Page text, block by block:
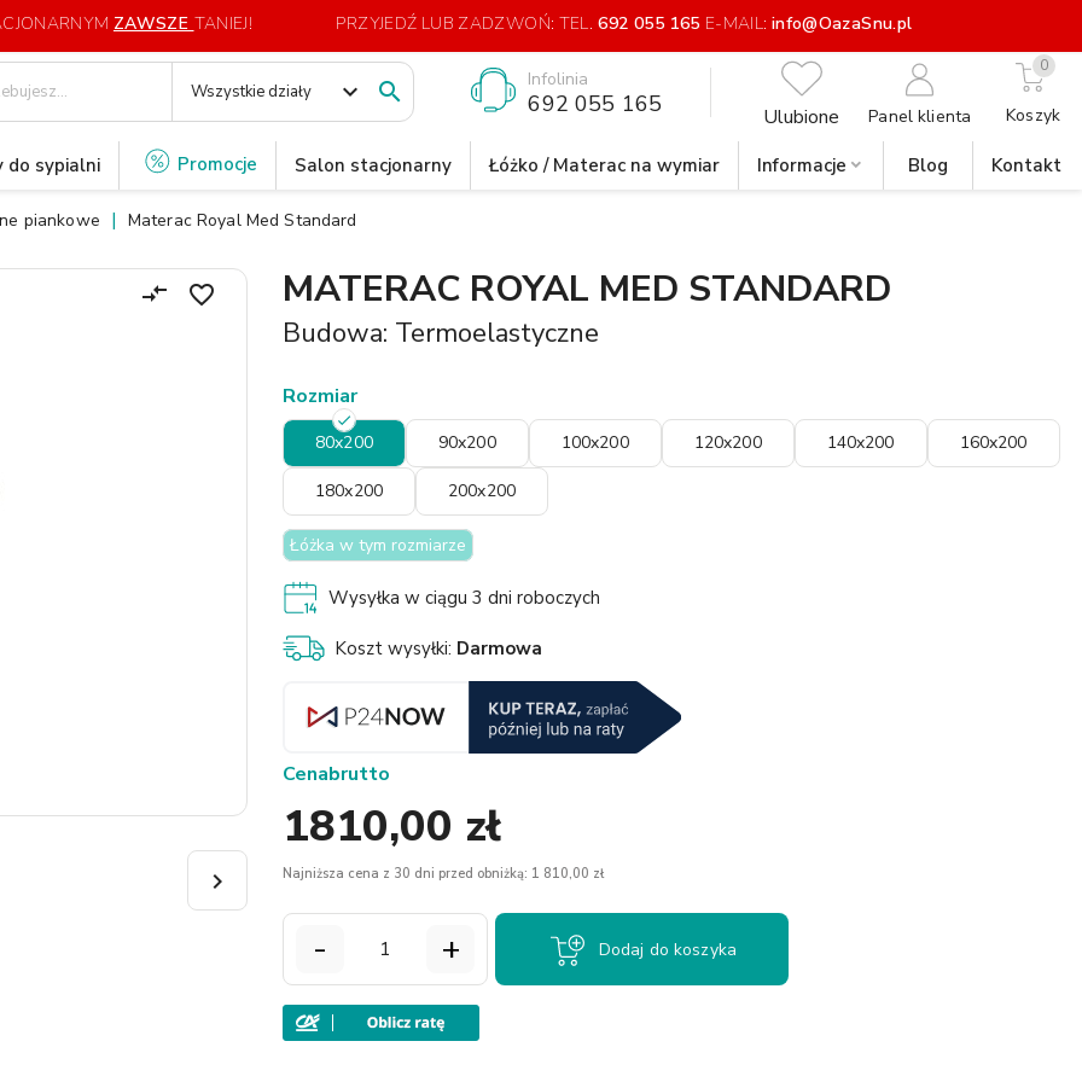
ZAWSZE TANIEJ! PRZYJEDŹ LUB ZADZWOŃ: TEL. 692 055 165 E-MAIL: info@OazaSnu.pl
Wszystkie działy expand_more  Infolinia
692 055 165 Panel klienta
0
Koszyk
Ulubione
do sypialni Promocje Salon stacjonarny Łóżko / Materac na wymiar Informacje Blog Kontakt
piankowe Materac Royal Med Standard
favorite_border
compare_arrows

MATERAC ROYAL MED STANDARD
Budowa: Termoelastyczne
Rozmiar
80x200 90x200 100x200 120x200 140x200 160x200
180x200 200x200
Łóżka w tym rozmiarze
Wysyłka w ciągu 3 dni roboczych
Koszt wysyłki: Darmowa
Cenabrutto
1810,00 zł
Najniższa cena z 30 dni przed obniżką: 1 810,00 zł
- + Dodaj do koszyka